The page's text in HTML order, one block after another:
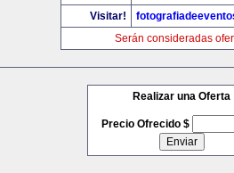
Visitar!
Serán consideradas
Realizar una Oferta
Precio Ofrecido $